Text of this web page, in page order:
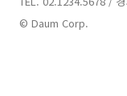
이 되는 10가지 규칙에
10가지 규칙이 무엇인
© Daum Corp.